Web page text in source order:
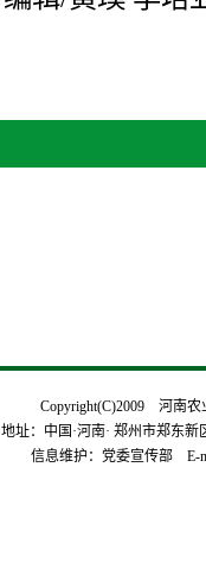
Copyright(C)2009 河南
地址：中国·河南· 郑州市郑东
信息维护：党委宣传部 E-